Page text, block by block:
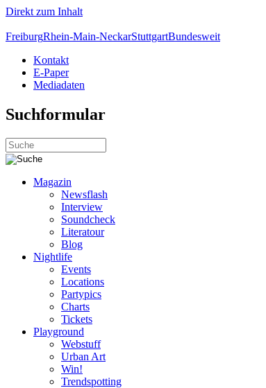
Direkt zum Inhalt
FreiburgRhein-Main-NeckarStuttgartBundesweit
Kontakt
E-Paper
Mediadaten
Suchformular
Magazin
Newsflash
Interview
Soundcheck
Literatour
Blog
Nightlife
Events
Locations
Partypics
Charts
Tickets
Playground
Webstuff
Urban Art
Win!
Trendspotting